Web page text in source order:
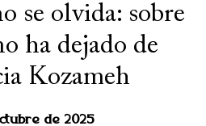
se olvida: sobre
ha dejado de
Kozameh
de 2025